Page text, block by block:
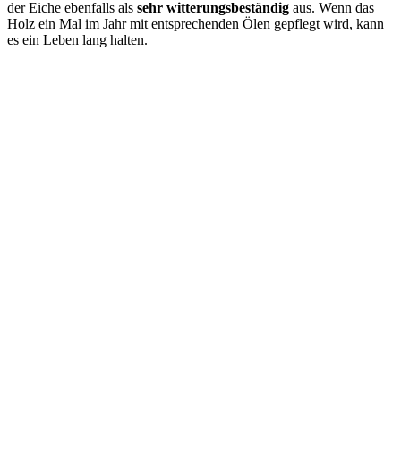
der Eiche ebenfalls als sehr witterungsbeständig aus. Wenn das
Holz ein Mal im Jahr mit entsprechenden Ölen gepflegt wird, kann
es ein Leben lang halten.